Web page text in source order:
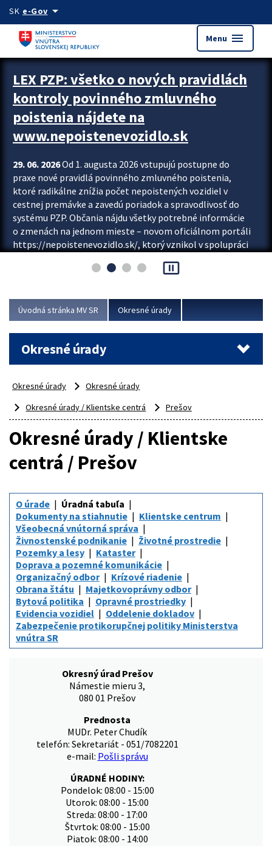
Preskocit na hlavný obsah
SK e-Govarrow_drop_down
Menu menu
Zastavit automatický posun upútavok
LEX PZP: všetko o nových pravidlách
kontroly povinného zmluvného
poistenia nájdete na
www.nepoistenevozidlo.sk
29. 06. 2026Od 1. augusta 2026 vstupujú postupne do
praxe nové pravidlá povinného zmluvného poistenia,
ktoré radikálne znížia počet nepoistených vozidiel v
cestnej premávke a zavedú poriadok a spravodlivosť do
systému PZP. Občania nájdu všetky potrebné informácie
o zmenách na jednom mieste – novom oficiálnom portáli
https://nepoistenevozidlo.sk/, ktorý vznikol v spolupráci
asociácie poisťovní (SLASPO) a Ministerstva vnútra SR.
Viac
pause_presentation
Úvodná stránka MV SR Okresné úrady
Okresné úrady
Okresné úrady
Okresné úrady
Okresné úrady / Klientske centrá
Prešov
Okresné úrady / Klientske
centrá / Prešov
O úrade
Úradná tabuľa
Dokumenty na stiahnutie
Klientske centrum
Všeobecná vnútorná správa
Živnostenské podnikanie
Životné prostredie
Pozemky a lesy
Kataster
Doprava a pozemné komunikácie
Organizačný odbor
Krízové riadenie
Obrana štátu
Majetkovoprávny odbor
Bytová politika
Opravné prostriedky
Evidencia vozidiel
Oddelenie dokladov
Zabezpečenie protikorupčnej politiky Ministerstva
vnútra SR
Okresný úrad Prešov
Námestie mieru 3,
080 01 Prešov
Prednosta
MUDr. Peter Chudík
telefón: Sekretariát - 051/7082201
e-mail: Pošli správu
ÚRADNÉ HODINY:
Pondelok: 08:00 - 15:00
Utorok: 08:00 - 15:00
Streda: 08:00 - 17:00
Štvrtok: 08:00 - 15:00
Piatok: 08:00 - 14:00